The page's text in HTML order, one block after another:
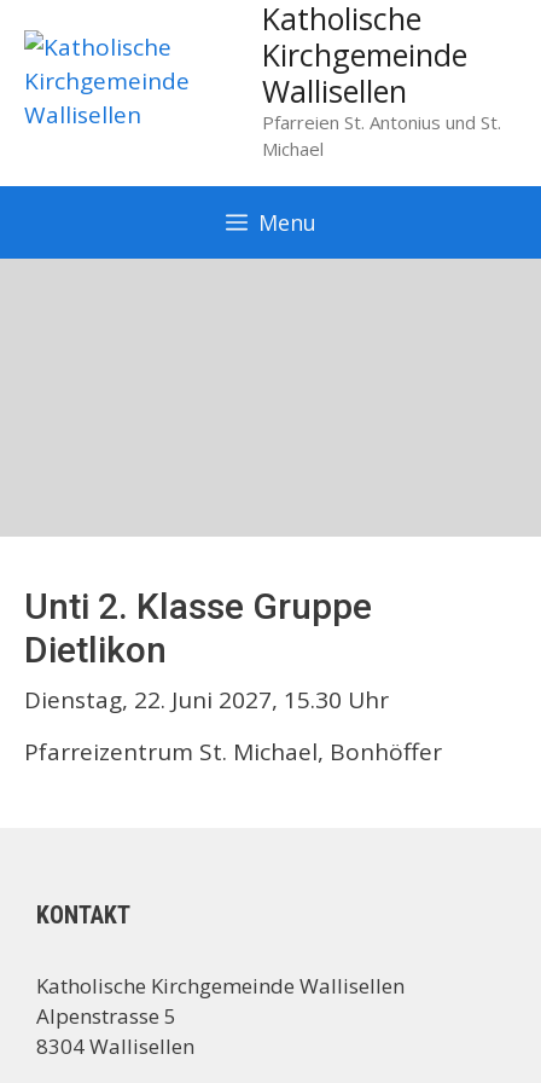
zum
Inhalt
Katholische
Kirchgemeinde
Wallisellen
Pfarreien St. Antonius und St.
Michael
Menu
Unti 2. Klasse Gruppe
Dietlikon
Dienstag, 22. Juni 2027, 15.30 Uhr
Pfarreizentrum St. Michael, Bonhöffer
KONTAKT
Katholische Kirchgemeinde Wallisellen
Alpenstrasse 5
8304 Wallisellen